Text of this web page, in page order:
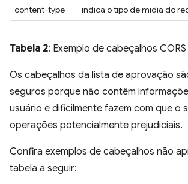
content-type
indica o tipo de mídia do
Tabela 2: Exemplo de cabeçalhos
Os cabeçalhos da lista de aprovação
seguros porque não contêm
usuário e dificilmente fazem com que o
operações potencialmente prejudiciais.
Confira exemplos de cabeçalhos não
tabela a seguir: